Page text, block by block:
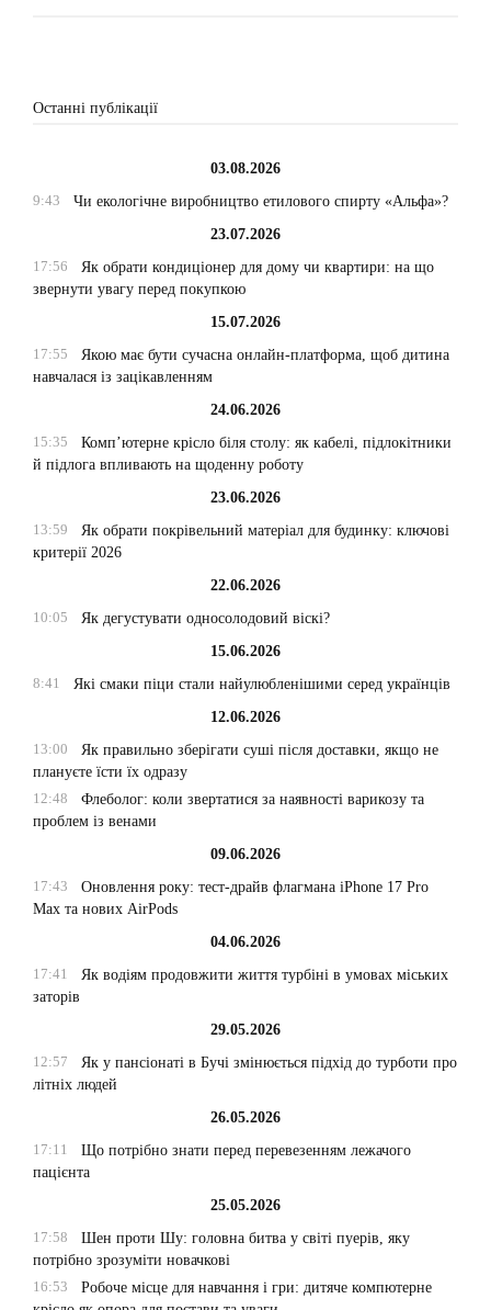
Останні публікації
03.08.2026
9:43
Чи екологічне виробництво етилового спирту «Альфа»?
23.07.2026
17:56
Як обрати кондиціонер для дому чи квартири: на що
звернути увагу перед покупкою
15.07.2026
17:55
Якою має бути сучасна онлайн-платформа, щоб дитина
навчалася із зацікавленням
24.06.2026
15:35
Комп’ютерне крісло біля столу: як кабелі, підлокітники
й підлога впливають на щоденну роботу
23.06.2026
13:59
Як обрати покрівельний матеріал для будинку: ключові
критерії 2026
22.06.2026
10:05
Як дегустувати односолодовий віскі?
15.06.2026
8:41
Які смаки піци стали найулюбленішими серед українців
12.06.2026
13:00
Як правильно зберігати суші після доставки, якщо не
плануєте їсти їх одразу
12:48
Флеболог: коли звертатися за наявності варикозу та
проблем із венами
09.06.2026
17:43
Оновлення року: тест-драйв флагмана iPhone 17 Pro
Max та нових AirPods
04.06.2026
17:41
Як водіям продовжити життя турбіні в умовах міських
заторів
29.05.2026
12:57
Як у пансіонаті в Бучі змінюється підхід до турботи про
літніх людей
26.05.2026
17:11
Що потрібно знати перед перевезенням лежачого
пацієнта
25.05.2026
17:58
Шен проти Шу: головна битва у світі пуерів, яку
потрібно зрозуміти новачкові
16:53
Робоче місце для навчання і гри: дитяче компютерне